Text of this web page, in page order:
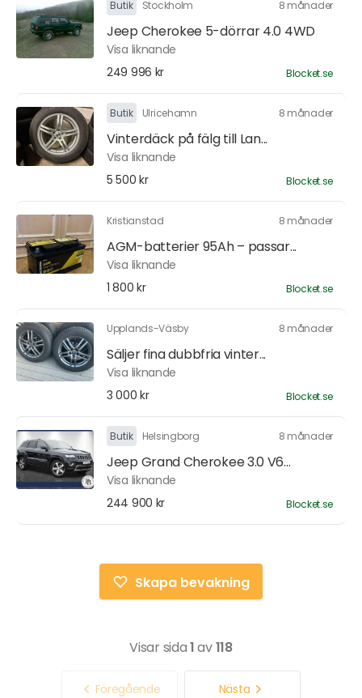
Butik Stockholm 8 månader
Jeep Cherokee 5-dörrar 4.0 4WD
Visa liknande
249 996 kr
Blocket.se
Butik Ulricehamn 8 månader
Vinterdäck på fälg till Lan...
Visa liknande
5 500 kr
Blocket.se
Kristianstad 8 månader
AGM-batterier 95Ah – passar...
Visa liknande
1 800 kr
Blocket.se
Upplands-Väsby 8 månader
Säljer fina dubbfria vinter...
Visa liknande
3 000 kr
Blocket.se
Butik Helsingborg 8 månader
Jeep Grand Cherokee 3.0 V6...
Visa liknande
244 900 kr
Blocket.se
Skapa bevakning
Visar sida1av118
Föregående Nästa